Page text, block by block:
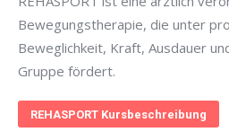
Bewegungstherapie, die unter
Beweglichkeit, Kraft, Ausdauer
Gruppe fördert.
REHASPORT Kursbeschreibung